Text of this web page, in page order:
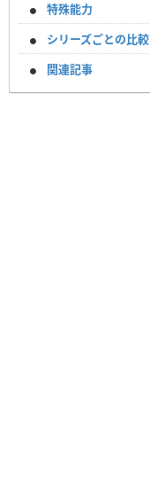
特殊能力
シリーズごとの比較
関連記事